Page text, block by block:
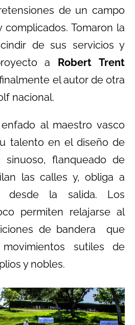
de un campo
Tomaron la
de sus servicios y
a Robert Trent
el autor de otra
nacional.
al maestro vasco
talento en el diseño de
flanqueado de
las calles y, obliga a
desde la salida. Los
permiten relajarse al
de bandera que
sutiles de
y nobles.